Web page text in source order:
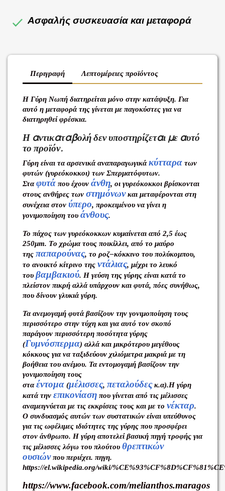
Ασφαλής συσκευασία και μεταφορά
Περιγραφή Λεπτομέρειες προϊόντος
Η Γύρη Νωπή διατηρείται μόνο στην κατάψυξη. Για
αυτό η μεταφορά της γίνεται με παγοκύστες για να
διατηρηθεί φρέσκια.
Η αντικαταβολή δεν υποστηρίζεται με αυτό
το προϊόν.
Γύρη είναι τα αρσενικά αναπαραγωγικάκύτταρα των
φυτών (γυρεόκοκκοι) των Σπερματόφυτων.
Σταφυτά που έχουν άνθη, οι γυρεόκοκκοι βρίσκονται
στους ανθήρες των στημόνωνκαι μεταφέρονται στη
συνέχεια στον ύπερο, προκειμένου να γίνει η
γονιμοποίηση του άνθους.
Το πάχος των γυρεόκοκκων κυμαίνεται από 2,5 έως
250μm. Tο χρώμα τους ποικίλλει, από το μαύρο
της παπαρούνας, το ροζ–κόκκινο του πολύκομπου,
το ανοικτό κίτρινο της ντάλιας, μέχρι το λευκό
του βαμβακιού. Η γεύση της γύρης είναι κατά το
πλείστον πικρή αλλά υπάρχουν και φυτά, πόες συνήθως,
που δίνουν γλυκιά γύρη.
Τα ανεμογαμή φυτά βασίζουν την γονιμοποίηση τους
περισσότερο στην τύχη και για αυτό τον σκοπό
παράγουν περισσότερη ποσότητα γύρης
(Γυμνόσπερμα) αλλά και μικρότερου μεγέθους
κόκκους για να ταξιδεύουν χιλιόμετρα μακριά με τη
βοήθεια του ανέμου. Τα εντομογαμή βασίζουν την
γονιμοποίηση τους
σταέντομα (μέλισσες, πεταλούδεςκ.α).Η γύρη
κατά την επικονίαση που γίνεται από τις μέλισσες
αναμειγνύεται με τις εκκρίσεις τους και με το νέκταρ.
Ο συνδυασμός αυτών των συστατικών είναι υπεύθυνος
για τις ωφέλιμες ιδιότητες της γύρης που προσφέρει
στον άνθρωπο. Η γύρη αποτελεί βασική πηγή τροφής για
τις μέλισσες λόγω του πλούτου θρεπτικών
ουσιώνπου περιέχει. πηγη.
https://el.wikipedia.org/wiki/
https://www.facebook.com/melianthos.maragos